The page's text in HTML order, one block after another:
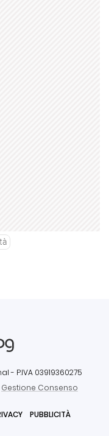
- P.IVA 03919360275
Gestione Consenso
PUBBLICITÀ